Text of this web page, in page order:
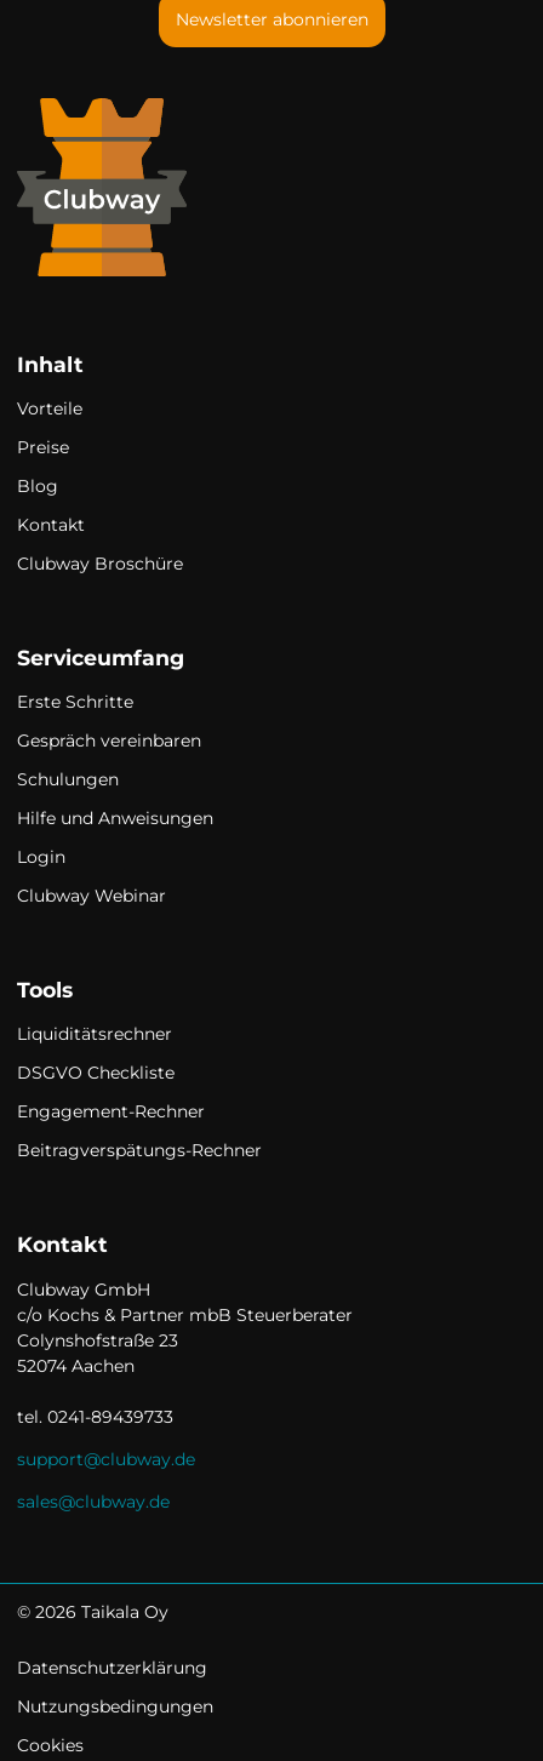
Newsletter abonnieren
Inhalt
Vorteile
Preise
Blog
Kontakt
Clubway Broschüre
Serviceumfang
Erste Schritte
Gespräch vereinbaren
Schulungen
Hilfe und Anweisungen
Login
Clubway Webinar
Tools
Liquiditätsrechner
DSGVO Checkliste
Engagement-Rechner
Beitragverspätungs-Rechner
Kontakt
Clubway GmbH
c/o Kochs & Partner mbB Steuerberater
Colynshofstraße 23
52074 Aachen
tel. 0241-89439733
support@clubway.de
sales@clubway.de
© 2026 Taikala Oy
Datenschutzerklärung
Nutzungsbedingungen
Cookies